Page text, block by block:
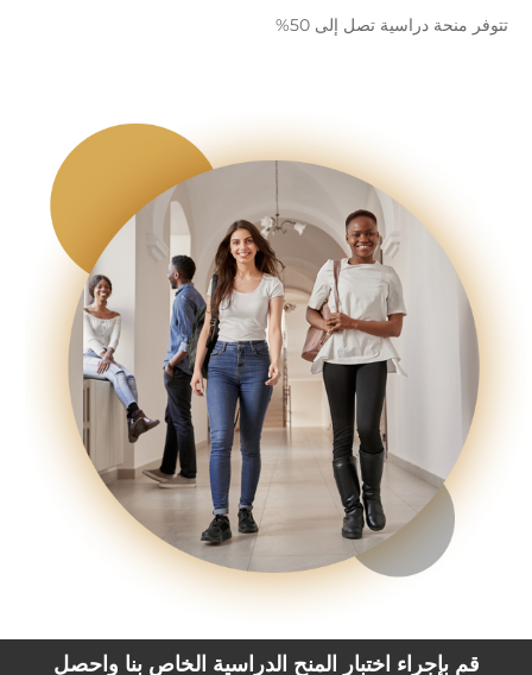
تتوفر منحة دراسية تصل إلى 50%
قم بإجراء اختبار المنح الدراسية الخاص بنا واحصل